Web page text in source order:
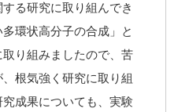
る研究に取り組んでき
環状高分子の合成」と
り組みましたので、苦
根気強く研究に取り組
成果についても、実験